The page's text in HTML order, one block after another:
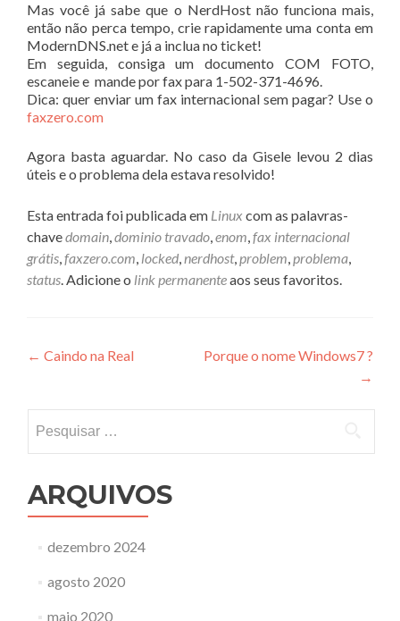
Mas você já sabe que o NerdHost não funciona mais,
então não perca tempo, crie rapidamente uma conta em
ModernDNS.net e já a inclua no ticket!
Em seguida, consiga um documento COM FOTO,
escaneie e mande por fax para 1-502-371-4696.
Dica: quer enviar um fax internacional sem pagar? Use o
faxzero.com
Agora basta aguardar. No caso da Gisele levou 2 dias
úteis e o problema dela estava resolvido!
Esta entrada foi publicada em Linuxcom as palavras-
chavedomain,dominio travado,enom,fax internacional
grátis,faxzero.com, locked,nerdhost,problem,problema,
status. Adicione o link permanenteaos seus favoritos.
Navegação
Post
← Caindo na Real
Porque o nome Windows7 ?
→
por:
ARQUIVOS
dezembro 2024
agosto 2020
maio 2020